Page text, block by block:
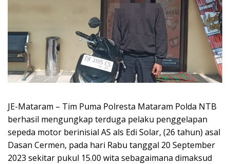
JE-Mataram – Tim Puma Polresta Mataram Polda NTB
berhasil mengungkap terduga pelaku penggelapan
sepeda motor berinisial AS als Edi Solar, (26 tahun) asal
Dasan Cermen, pada hari Rabu tanggal 20 September
2023 sekitar pukul 15.00 wita sebagaimana dimaksud